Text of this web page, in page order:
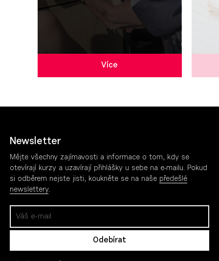
Více
Newsletter
Mějte všechny zajímavosti a informace o tom, kdy se
otevírají kurzy a uzavírají přihlášky u sebe na e-mailu. Pokud
si odběrem nejste jisti, koukněte se na naše předešlé
newslettery.